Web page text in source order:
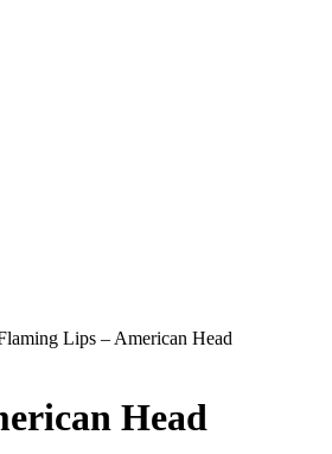
Lips – American Head
Head